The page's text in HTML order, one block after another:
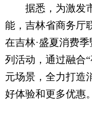
据悉，为激发市
能，吉林省商务厅
在吉林·盛夏消费
列活动，通过融合
元场景，全力打造
好体验和更多优惠